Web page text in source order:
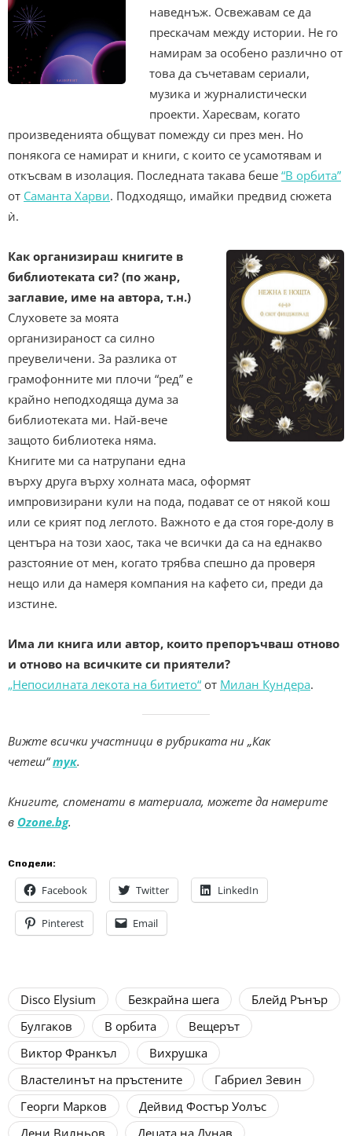
наведнъж. Освежавам се да
прескачам между истории. Не го
намирам за особено различно от
това да съчетавам сериали,
музика и журналистически
проекти. Харесвам, когато
произведенията общуват помежду си през мен. Но
понякога се намират и книги, с които се усамотявам и
откъсвам в изолация. Последната такава беше “В орбита”
от Саманта Харви. Подходящо, имайки предвид сюжета
ѝ.
Как организираш книгите в
библиотеката си? (по жанр,
заглавие, име на автора, т.н.)
Слуховете за моята
организираност са силно
преувеличени. За разлика от
грамофонните ми плочи “ред” е
крайно неподходяща дума за
библиотеката ми. Най-вече
защото библиотека няма.
Книгите ми са натрупани една
върху друга върху холната маса, оформят
импровизирани кули на пода, подават се от някой кош
или се крият под леглото. Важното е да стоя горе-долу в
центъра на този хаос, така че всички да са на еднакво
разстояние от мен, когато трябва спешно да проверя
нещо или да намеря компания на кафето си, преди да
изстине.
Има ли книга или автор, които препоръчваш отново
и отново на всичките си приятели?
„Непосилната лекота на битието“ от Милан Кундера.
Вижте всички участници в рубриката ни „Как
четеш“тук.
Книгите, споменати в материала, можете да намерите
в Ozone.bg.
Сподели:
Facebook Twitter LinkedIn
Pinterest Email
Disco Elysium Безкрайна шега
Блейд Рънър
Булгаков
В орбита
Вещерът
Виктор Франкъл
Вихрушка
Властелинът на пръстените
Габриел Зевин
Георги Марков
Дейвид Фостър Уолъс
Дени Вилньов
Децата на Дунав